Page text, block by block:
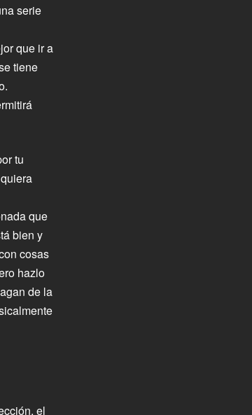
serie
que ir a
tiene
tu
que
bien y
cosas
hazlo
de la
el